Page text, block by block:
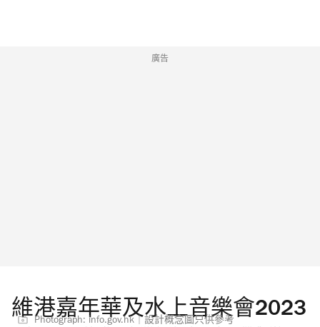
廣告
維港嘉年華及水上音樂會2023
Photograph: info.gov.hk｜設計概念圖只供參考